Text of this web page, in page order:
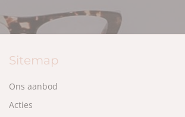
Sitemap
Ons aanbod
Acties